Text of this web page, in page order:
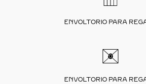
ENVOLTORIO PARA
ENVOLTORIO PARA